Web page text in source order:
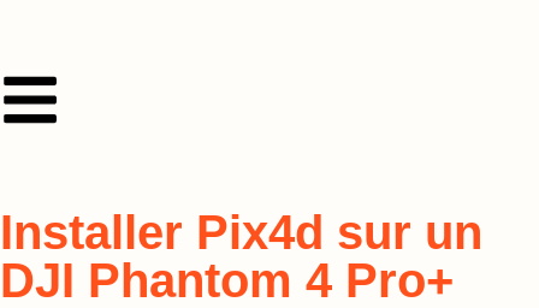
Installer Pix4d sur un
DJI Phantom 4 Pro+